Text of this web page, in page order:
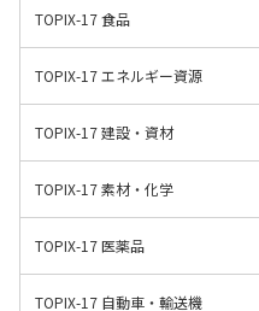
TOPIX-17 食品
TOPIX-17 エネルギー資源
TOPIX-17 建設・資材
TOPIX-17 素材・化学
TOPIX-17 医薬品
TOPIX-17 自動車・輸送機